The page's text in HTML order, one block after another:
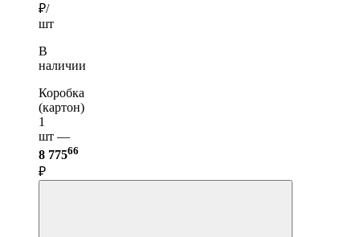
₽/
шт
В
наличии
Коробка
(картон)
1
шт —
8 77566
₽